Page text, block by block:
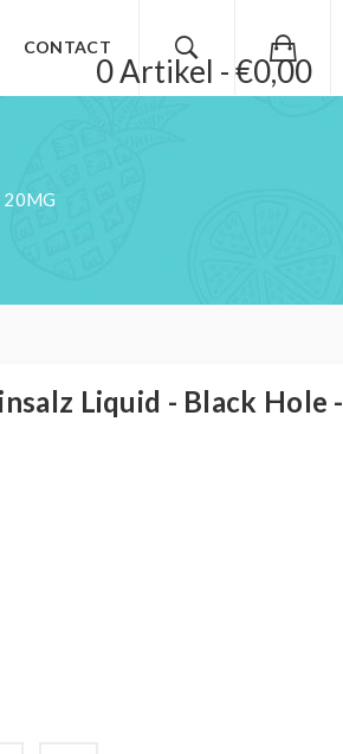
0 Artikel - €0,00
CONTACT
20MG
Liquid - Black Hole -